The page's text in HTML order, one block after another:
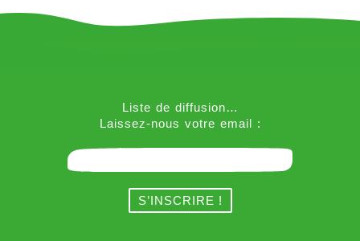
Liste de diffusion…
Laissez-nous votre email :